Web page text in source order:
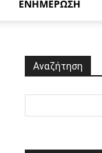
ΕΝΗΜΕΡΩΣΗ
Αναζήτηση